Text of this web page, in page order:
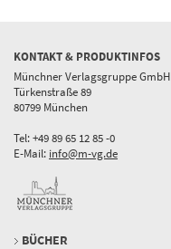
KONTAKT & PRODUKTINFOS
Münchner Verlagsgruppe GmbH
Türkenstraße 89
80799 München
Tel: +49 89 65 12 85 -0
E-Mail: info@m-vg.de
BÜCHER